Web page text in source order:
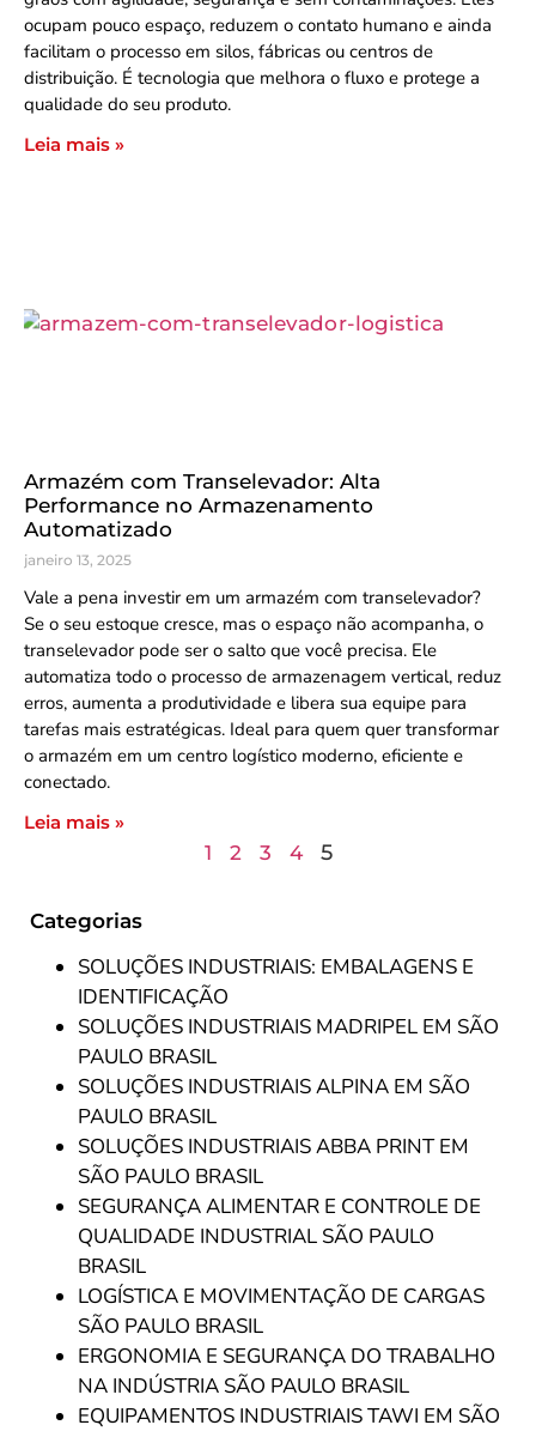
ocupam pouco espaço, reduzem o contato humano e ainda
facilitam o processo em silos, fábricas ou centros de
distribuição. É tecnologia que melhora o fluxo e protege a
qualidade do seu produto.
Leia mais »
Armazém com Transelevador: Alta
Performance no Armazenamento
Automatizado
janeiro 13, 2025
Vale a pena investir em um armazém com transelevador?
Se o seu estoque cresce, mas o espaço não acompanha, o
transelevador pode ser o salto que você precisa. Ele
automatiza todo o processo de armazenagem vertical, reduz
erros, aumenta a produtividade e libera sua equipe para
tarefas mais estratégicas. Ideal para quem quer transformar
o armazém em um centro logístico moderno, eficiente e
conectado.
Leia mais »
1 2 3 4 5
Categorias
SOLUÇÕES INDUSTRIAIS: EMBALAGENS E
IDENTIFICAÇÃO
SOLUÇÕES INDUSTRIAIS MADRIPEL EM SÃO
PAULO BRASIL
SOLUÇÕES INDUSTRIAIS ALPINA EM SÃO
PAULO BRASIL
SOLUÇÕES INDUSTRIAIS ABBA PRINT EM
SÃO PAULO BRASIL
SEGURANÇA ALIMENTAR E CONTROLE DE
QUALIDADE INDUSTRIAL SÃO PAULO
BRASIL
LOGÍSTICA E MOVIMENTAÇÃO DE CARGAS
SÃO PAULO BRASIL
ERGONOMIA E SEGURANÇA DO TRABALHO
NA INDÚSTRIA SÃO PAULO BRASIL
EQUIPAMENTOS INDUSTRIAIS TAWI EM SÃO